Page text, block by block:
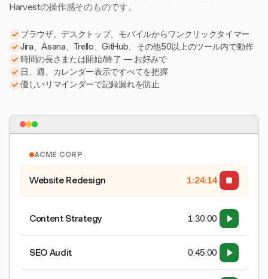
Harvestの操作感そのものです。
ブラウザ、デスクトップ、モバイルからワンクリックタイマー
Jira、Asana、Trello、GitHub、その他50以上のツール内で動作
時間の長さまたは開始/終了 — お好みで
日、週、カレンダー表示ですべてを把握
優しいリマインダーで記録漏れを防止
ACME CORP
Website Redesign 1:24:15
Content Strategy 1:30:00
SEO Audit 0:45:00